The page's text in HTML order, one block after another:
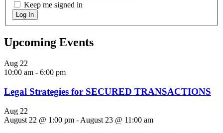
Keep me signed in
Log In
Upcoming Events
Aug 22
10:00 am - 6:00 pm
Legal Strategies for SECURED TRANSACTIONS
Aug 22
August 22 @ 1:00 pm - August 23 @ 11:00 am